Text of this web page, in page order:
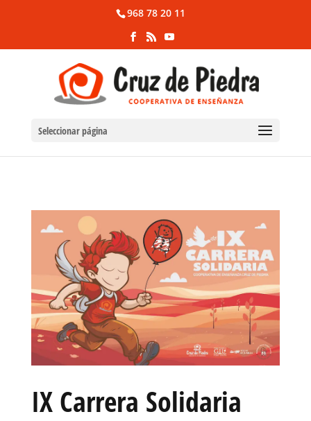
968 78 20 11
Seleccionar página
IX Carrera Solidaria